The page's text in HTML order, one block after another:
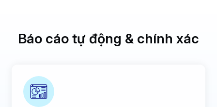
Báo cáo tự động & chính xác